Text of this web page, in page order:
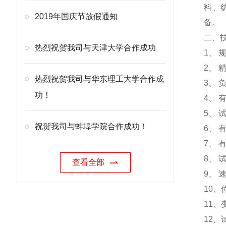
2019年国庆节放假通知
热烈祝贺我司与天津大学合作成功
热烈祝贺我司与华东理工大学合作成
功！
祝贺我司与蚌埠学院合作成功！
查看全部
料、
备。
二、
1、
2、
3、
4、
5、
6、
7、
8、
9、
10、
11、
12、